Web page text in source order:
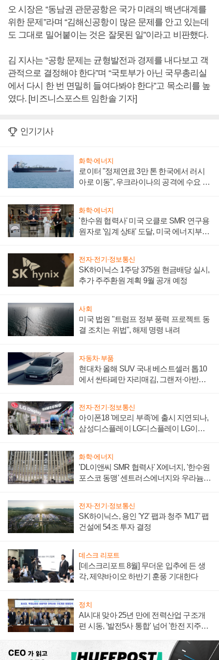
오 시장은 “동남권 관문공항은 국가 미래의 백년대계를
위한 문제”라며 “김해신공항이 많은 문제를 안고 있는데
도 그대로 밀어붙이는 것은 잘못된 일”이라고 비판했다.
김 지사는 “공항 문제는 균형발전과 경제를 내다보고 객
관적으로 결정해야 한다”며 “국토부가 아닌 국무총리실
에서 다시 한 번 면밀히 들여다봐야 한다”고 목소리를 높
였다. [비즈니스포스트 임한솔 기자]
인기기사
화학·에너지
로이터 "정제연료 3만 톤 한국에서 러시
아로 이동", 우크라이나의 공격에 수요 늘
화학·에너지
'한수원 협력사' 미국 오클로 SMR 연구용
원자로 '임계 상태' 도달, 미국 에너지부
전자·전기·정보통신
SK하이닉스 1주당 375원 현금배당 실시,
추가 주주환원 계획 9월 공개 예정
사회
미국 법원 "트럼프 정부 풍력 프로젝트 동
결 조치는 위법", 해제 명령 내려
자동차·부품
현대차 올해 SUV 국내 베스트셀러 톱10
에서 싼타페만 자리매김, 그랜저·아반떼
전자·전기·정보통신
아이폰18 '메모리 부족'에 출시 지연되나,
삼성디스플레이 LG디스플레이 LG이노
화학·에너지
'DL이앤씨 SMR 협력사' X에너지, '한수원
포스코 동맹' 센트러스에너지와 우라늄
전자·전기·정보통신
SK하이닉스, 용인 'Y2' 팹과 청주 'M17' 팹
건설에 54조 투자 결정
데스크 리포트
[데스크리포트 8월] 무더운 입추에 든 생
각, 제약바이오 하반기 훈풍 기대한다
정치
AI시대 맞아 25년 만에 전력산업 구조개
편 시동, '발전5사 통합' 넘어 '한전 지주사'